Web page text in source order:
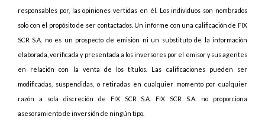
responsables por, las opiniones vertidas en él. Los individuos son nombrados
solo con el propósito de ser contactados. Un informe con una calificación de FIX
SCR S.A. no es un prospecto de emisión ni un substituto de la información
elaborada, verificada y presentada a los inversores por el emisor y sus agentes
en relación con la venta de los títulos. Las calificaciones pueden ser
modificadas, suspendidas, o retiradas en cualquier momento por cualquier
razón a sola discreción de FIX SCR S.A. FIX SCR S.A. no proporciona
asesoramiento de inversión de ningún tipo.